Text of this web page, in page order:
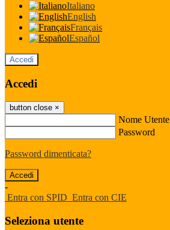
Italiano
English
Français
Español
Accedi
Accedi
button close ×
Nome Utente
Password
Password dimenticata?
-
Entra con SPID Entra con CIE
Seleziona utente